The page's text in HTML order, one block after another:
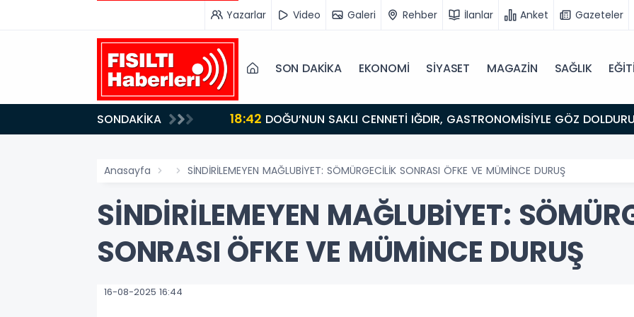
Yazarlar Video Galeri Rehber İlanlar Anket Gazeteler
SON DAKİKA EKONOMİ SİYASET MAGAZİN SAĞLIK
SONDAKİKA 18:42
KÜLTÜRÜNÜN BULUŞMA NOKTASI
Anasayfa SİNDİRİLEMEYEN MAĞLUBİYET: SÖMÜRGECİLİK SONRASI ÖFKE VE MÜMİNCE DURUŞ
SİNDİRİLEMEYEN MAĞLUBİYET:
SONRASI ÖFKE VE MÜMİNCE DURUŞ
16-08-2025 16:44